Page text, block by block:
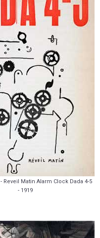
Reveil Matin Alarm Clock Dada 4-5
- 1919